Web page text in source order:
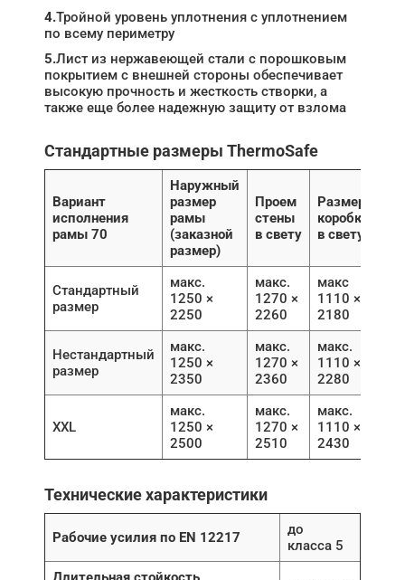
4.Тройной уровень уплотнения с уплотнением
по всему периметру
5.Лист из нержавеющей стали с порошковым
покрытием с внешней стороны обеспечивает
высокую прочность и жесткость створки, а
также еще более надежную защиту от взлома
Стандартные размеры ThermoSafe
Вариант
исполнения
рамы 70
Наружный
размер
рамы
(заказной
размер)
Проем
стены
в свету
Размер
коробки
в свету
Стандартный
размер
макс.
1250 ×
2250
макс.
1270 ×
2260
макс
1110 ×
2180
Нестандартный
размер
макс.
1250 ×
2350
макс.
1270 ×
2360
макс.
1110 ×
2280
XXL
макс.
1250 ×
2500
макс.
1270 ×
2510
макс.
1110 ×
2430
Технические характеристики
Рабочие усилия по EN 12217
до
класса 5